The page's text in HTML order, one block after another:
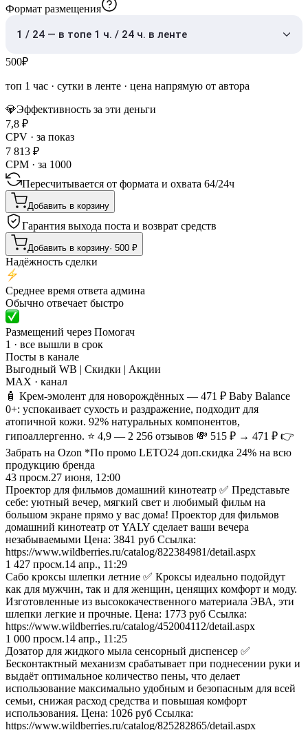
Формат размещения
1 / 24 — в топе 1 ч. / 24 ч. в ленте
500₽
топ 1 час · сутки в ленте · цена напрямую от автора
💎Эффективность за эти деньги
7,8 ₽
CPV · за показ
7 813 ₽
CPM · за 1000
Пересчитывается от формата и охвата 64/24ч
Добавить в корзину
Гарантия выхода поста и возврат средств
Добавить в корзину· 500 ₽
Надёжность сделки
Среднее время ответа админа
Обычно отвечает быстро
Размещений через Помогач
1 · все вышли в срок
Посты в канале
Выгодный WB | Скидки | Акции
MAX · канал
🧴 Крем-эмолент для новорождённых — 471 ₽ Baby Balance
0+: успокаивает сухость и раздражение, подходит для
атопичной кожи. 92% натуральных компонентов,
гипоаллергенно. ⭐ 4,9 — 2 256 отзывов 💸 515 ₽ → 471 ₽ 👉
Забрать на Ozon *По промо LETO24 доп.скидка 24% на всю
продукцию бренда
43 просм.27 июня, 12:00
Проектор для фильмов домашний кинотеатр ✅ Представьте
себе: уютный вечер, мягкий свет и любимый фильм на
большом экране прямо у вас дома! Проектор для фильмов
домашний кинотеатр от YALY сделает ваши вечера
незабываемыми Цена: 3841 руб Ссылка:
https://www.wildberries.ru/catalog/822384981/detail.aspx
1 427 просм.14 апр., 11:29
Сабо кроксы шлепки летние ✅ Кроксы идеально подойдут
как для мужчин, так и для женщин, ценящих комфорт и моду.
Изготовленные из высококачественного материала ЭВА, эти
шлепки легкие и прочные. Цена: 1773 руб Ссылка:
https://www.wildberries.ru/catalog/452004112/detail.aspx
1 000 просм.14 апр., 11:25
Дозатор для жидкого мыла сенсорный диспенсер ✅
Бесконтактный механизм срабатывает при поднесении руки и
выдаёт оптимальное количество пены, что делает
использование максимально удобным и безопасным для всей
семьи, снижая расход средства и повышая комфорт
использования. Цена: 1026 руб Ссылка:
https://www.wildberries.ru/catalog/825282865/detail.aspx